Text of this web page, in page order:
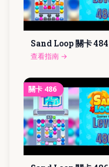
Sand Loop 關卡484
查看指南 →
關卡 486